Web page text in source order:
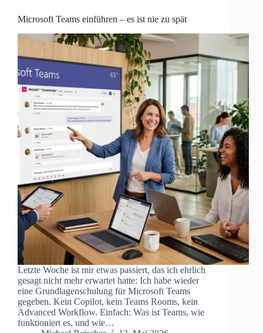
Microsoft Teams einführen – es ist nie zu spät
Letzte Woche ist mir etwas passiert, das ich ehrlich
gesagt nicht mehr erwartet hatte: Ich habe wieder
eine Grundlagenschulung für Microsoft Teams
gegeben. Kein Copilot, kein Teams Rooms, kein
Advanced Workflow. Einfach: Was ist Teams, wie
funktioniert es, und wie…